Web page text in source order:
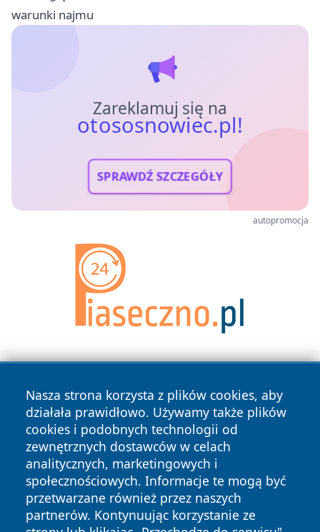
warunki najmu
Zareklamuj się na
otososnowiec.pl!
SPRAWDŹ SZCZEGÓŁY
autopromocja
Nasza strona korzysta z plików cookies, aby
działała prawidłowo. Używamy także plików
cookies i podobnych technologii od
zewnętrznych dostawców w celach
analitycznych, marketingowych i
społecznościowych. Informacje te mogą być
przetwarzane również przez naszych
partnerów. Kontynuując korzystanie ze
Copyright © 2026 otososnowiec.pl Wszystkie prawa
zastrzeżone.
News Autorzy
Polityka
Polityka